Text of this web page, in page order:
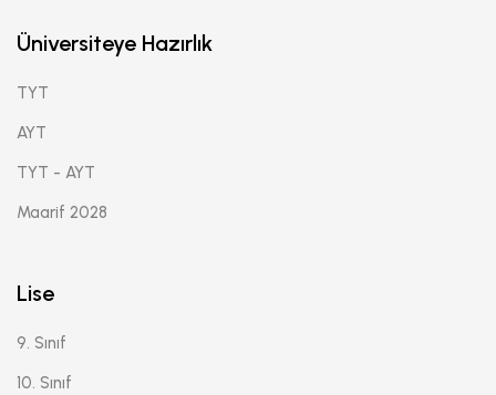
Üniversiteye Hazırlık
TYT
AYT
TYT - AYT
Maarif 2028
Lise
9. Sınıf
10. Sınıf